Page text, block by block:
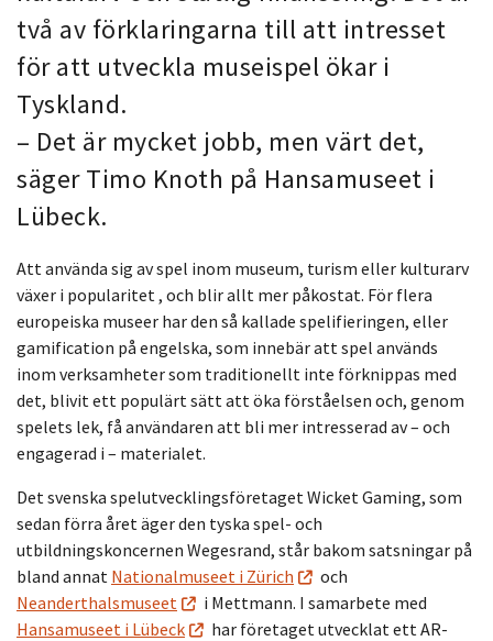
två av förklaringarna till att intresset
för att utveckla museispel ökar i
Tyskland.
– Det är mycket jobb, men värt det,
säger Timo Knoth på Hansamuseet i
Lübeck.
Att använda sig av spel inom museum, turism eller kulturarv
växer i popularitet , och blir allt mer påkostat. För flera
europeiska museer har den så kallade spelifieringen, eller
gamification på engelska, som innebär att spel används
inom verksamheter som traditionellt inte förknippas med
det, blivit ett populärt sätt att öka förståelsen och, genom
spelets lek, få användaren att bli mer intresserad av – och
engagerad i – materialet.
Det svenska spelutvecklingsföretaget Wicket Gaming, som
sedan förra året äger den tyska spel- och
utbildningskoncernen Wegesrand, står bakom satsningar på
bland annat Nationalmuseet i Zürich
och
Neanderthalsmuseet
i Mettmann. I samarbete med
Hansamuseet i Lübeck
har företaget utvecklat ett AR-